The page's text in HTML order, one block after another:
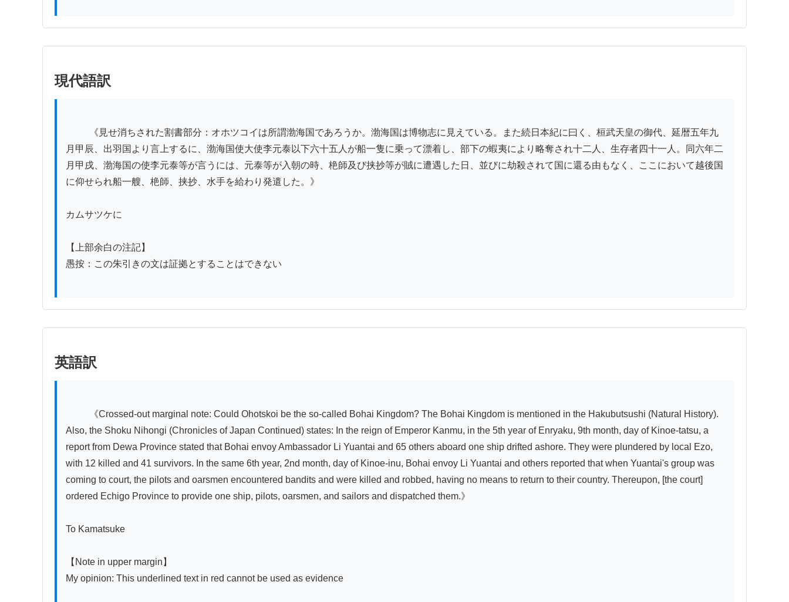
現代語訳
月甲辰、出羽国より言上するに、渤海国使大使李元泰以下六十五人が船一隻に乗って漂着し、部下の蝦夷により略奪され十二人、生存者四十一人。同六年二
月甲戌、渤海国の使李元泰等が言うには、元泰等が入朝の時、栬師及び挟抄等が賊に遭遇した日、並びに劫殺されて国に還る由もなく、ここにおいて越後国
に仰せられ船一艘、栬師、挟抄、水手を給わり発遣した。》
カムサツケに
【上部余白の注記】
愚按：この朱引きの文は証拠とすることはできない
英語訳
Also, the Shoku Nihongi (Chronicles of Japan Continued) states: In the reign of Emperor Kanmu, in the 5th year of Enryaku, 9th month, day of Kinoe-tatsu, a
report from Dewa Province stated that Bohai envoy Ambassador Li Yuantai and 65 others aboard one ship drifted ashore. They were plundered by local Ezo,
with 12 killed and 41 survivors. In the same 6th year, 2nd month, day of Kinoe-inu, Bohai envoy Li Yuantai and others reported that when Yuantai's group was
coming to court, the pilots and oarsmen encountered bandits and were killed and robbed, having no means to return to their country. Thereupon, [the court]
ordered Echigo Province to provide one ship, pilots, oarsmen, and sailors and dispatched them.》
To Kamatsuke
【Note in upper margin】
My opinion: This underlined text in red cannot be used as evidence